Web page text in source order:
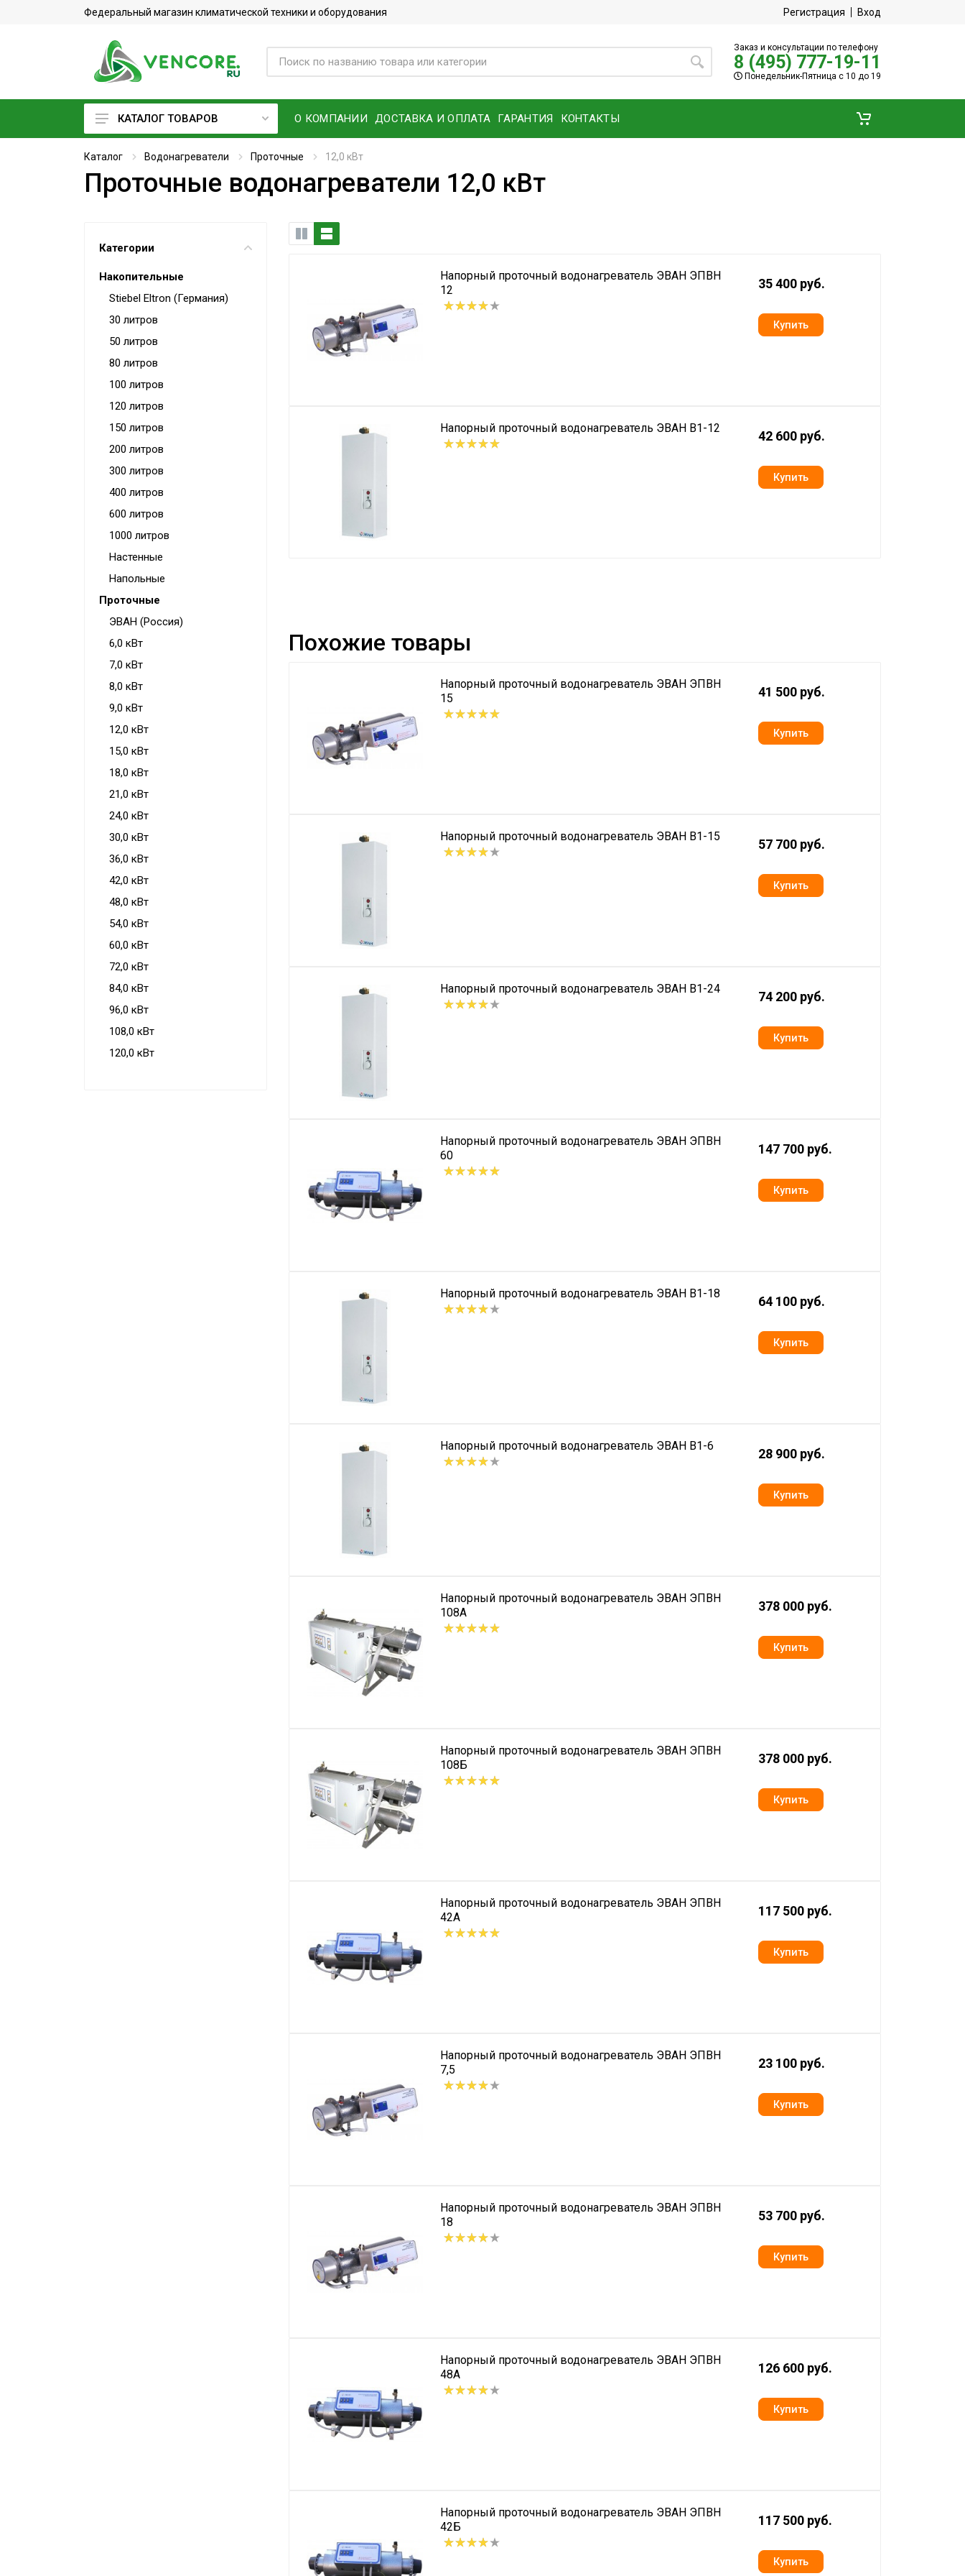
Федеральный магазин климатической техники и оборудования Регистрация Вход
Заказ и консультации по телефону
8 (495) 777-19-11
Понедельник-Пятница с 10 до 19
Кондиционеры
Фреон
Увлажнители воздуха
Мойки воздуха
Водонагреватели
Электрокамины
Тепловые пушки
Тепловые завесы
Калориферы
Уличные обогреватели
Чаши для костра
Сушилки для рук
Дозаторы для жидкого мыла
Диспенсеры
Аксессуары
КАТАЛОГ ТОВАРОВ О КОМПАНИИ ДОСТАВКА И ОПЛАТА ГАРАНТИЯ КОНТАКТЫ
Каталог Водонагреватели Проточные 12,0 кВт
Проточные водонагреватели 12,0 кВт
Категории
Накопительные
Stiebel Eltron (Германия)
30 литров
50 литров
80 литров
100 литров
120 литров
150 литров
200 литров
300 литров
400 литров
600 литров
1000 литров
Настенные
Напольные
Проточные
ЭВАН (Россия)
6,0 кВт
7,0 кВт
8,0 кВт
9,0 кВт
12,0 кВт
15,0 кВт
18,0 кВт
21,0 кВт
24,0 кВт
30,0 кВт
36,0 кВт
42,0 кВт
48,0 кВт
54,0 кВт
60,0 кВт
72,0 кВт
84,0 кВт
96,0 кВт
108,0 кВт
120,0 кВт
Напорный проточный водонагреватель ЭВАН ЭПВН
12
35 400 руб.
Напорный проточный водонагреватель ЭВАН В1-12
42 600 руб.
Похожие товары
Напорный проточный водонагреватель ЭВАН ЭПВН
15
41 500 руб.
Напорный проточный водонагреватель ЭВАН В1-15
57 700 руб.
Напорный проточный водонагреватель ЭВАН В1-24
74 200 руб.
Напорный проточный водонагреватель ЭВАН ЭПВН
60
147 700 руб.
Напорный проточный водонагреватель ЭВАН В1-18
64 100 руб.
Напорный проточный водонагреватель ЭВАН В1-6
28 900 руб.
Напорный проточный водонагреватель ЭВАН ЭПВН
108А
378 000 руб.
Напорный проточный водонагреватель ЭВАН ЭПВН
108Б
378 000 руб.
Напорный проточный водонагреватель ЭВАН ЭПВН
42А
117 500 руб.
Напорный проточный водонагреватель ЭВАН ЭПВН
7,5
23 100 руб.
Напорный проточный водонагреватель ЭВАН ЭПВН
18
53 700 руб.
Напорный проточный водонагреватель ЭВАН ЭПВН
48А
126 600 руб.
Напорный проточный водонагреватель ЭВАН ЭПВН
42Б
117 500 руб.